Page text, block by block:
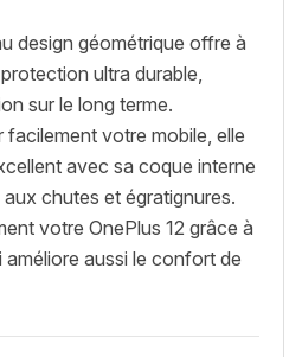
design géométrique offre à
ultra durable,
sur le long terme.
votre mobile, elle
avec sa coque interne
chutes et égratignures.
votre OnePlus 12 grâce à
aussi le confort de